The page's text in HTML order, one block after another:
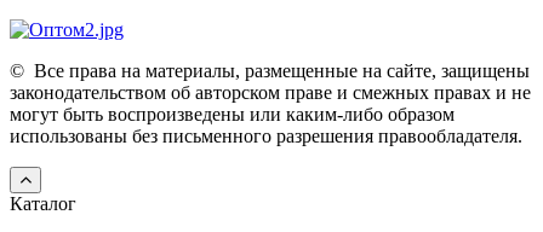
© Все права на материалы, размещенные на сайте, защищены
законодательством об авторском праве и смежных правах и не
могут быть воспроизведены или каким-либо образом
использованы без письменного разрешения правообладателя.
Каталог